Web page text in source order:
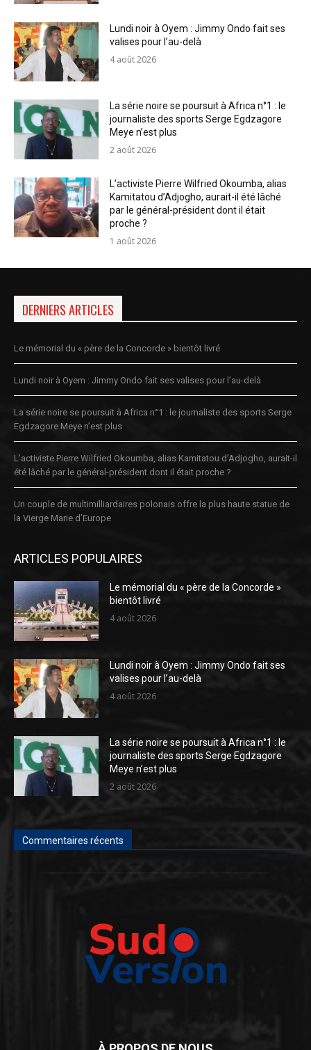
Lundi noir à Oyem : Jimmy Ondo fait ses
valises pour l’au-delà
4 août 2026
La série noire se poursuit à Africa n°1 : le
journaliste des sports Serge Egdzagore
Meye n’est plus
2 août 2026
L’activiste Pierre Wilfried Okoumba, alias
Kamitatou d’Adjogho, aurait-il été lâché
par le général-président dont il était
proche ?
1 août 2026
DERNIERS ARTICLES
Le mémorial du « père de la Concorde » bientôt livré
Lundi noir à Oyem : Jimmy Ondo fait ses valises pour l’au-delà
La série noire se poursuit à Africa n°1 : le journaliste des sports Serge
Egdzagore Meye n’est plus
L’activiste Pierre Wilfried Okoumba, alias Kamitatou d’Adjogho, aurait-il
été lâché par le général-président dont il était proche ?
Un couple de multimilliardaires polonais offre la plus haute statue de
la Vierge Marie d’Europe
ARTICLES POPULAIRES
Le mémorial du « père de la Concorde »
bientôt livré
4 août 2026
Lundi noir à Oyem : Jimmy Ondo fait ses
valises pour l’au-delà
4 août 2026
La série noire se poursuit à Africa n°1 : le
journaliste des sports Serge Egdzagore
Meye n’est plus
2 août 2026
Commentaires récents